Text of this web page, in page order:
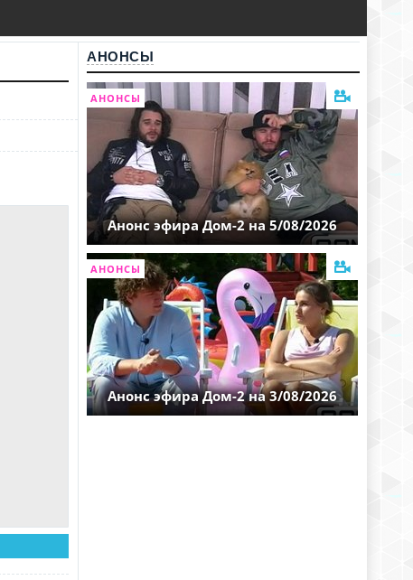
АНОНСЫ
АНОНСЫ
Анонс эфира Дом-2 на 5/08/2026
АНОНСЫ
Анонс эфира Дом-2 на 3/08/2026